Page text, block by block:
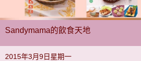
Sandymama的飲食天地
2015年3月9日星期一